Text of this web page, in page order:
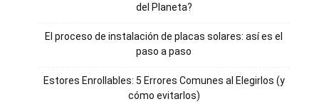
del Planeta?
El proceso de instalación de placas solares: así es el
paso a paso
Estores Enrollables: 5 Errores Comunes al Elegirlos (y
cómo evitarlos)